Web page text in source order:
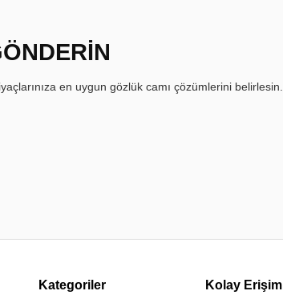
en uygun gözlük camı çözümlerini belirlesin.
Kategoriler Kolay Erişim